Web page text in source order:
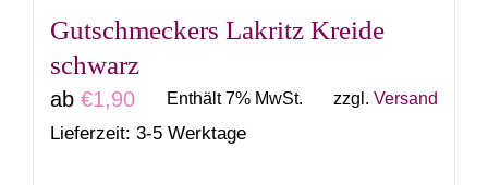
werden
Gutschmeckers Lakritz Kreide
schwarz
ab €1,90 Enthält 7% MwSt. zzgl. Versand
Lieferzeit: 3-5 Werktage